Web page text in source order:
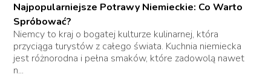
Najpopularniejsze Potrawy Niemieckie: Co Warto
Spróbować?
Niemcy to kraj o bogatej kulturze kulinarnej, która
przyciąga turystów z całego świata. Kuchnia niemiecka
jest różnorodna i pełna smaków, które zadowolą nawet
n...